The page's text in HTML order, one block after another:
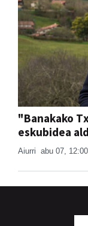
"Banakako
eskubidea
Aiurri abu 07, 12:00